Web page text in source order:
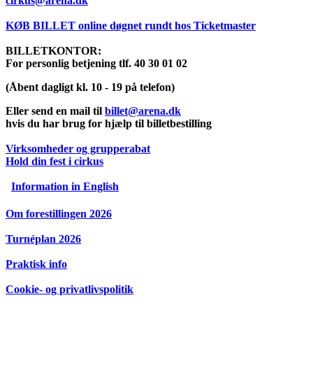
KØB BILLET online døgnet rundt hos Ticketmaster
BILLETKONTOR:
For personlig betjening tlf. 40 30 01 02
(Åbent dagligt kl. 10 - 19 på telefon)
Eller send en mail til billet@arena.dk
hvis du har brug for hjælp til billetbestilling
Virksomheder og grupperabat
Hold din fest i cirkus
Information in English
Om forestillingen 2026
Turnéplan 2026
Praktisk info
Cookie- og privatlivspolitik